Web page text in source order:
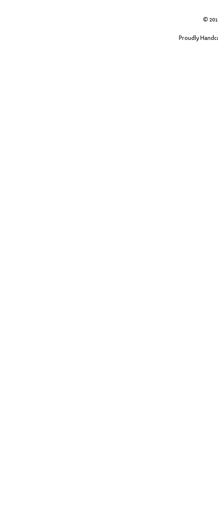
©
Proudly